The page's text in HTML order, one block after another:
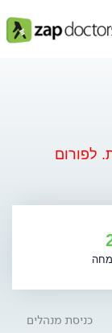
לפורום
כניסת מנהלים